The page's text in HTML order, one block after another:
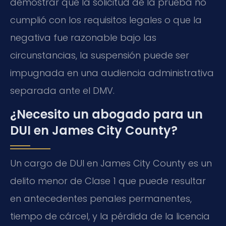
cumplió con los requisitos legales o que la
negativa fue razonable bajo las
circunstancias, la suspensión puede ser
impugnada en una audiencia administrativa
separada ante el DMV.
¿Necesito un abogado para un
DUI en James City County?
Un cargo de DUI en James City County es un
delito menor de Clase 1 que puede resultar
en antecedentes penales permanentes,
tiempo de cárcel, y la pérdida de la licencia